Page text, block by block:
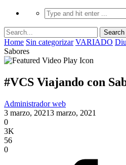
Home Sin categorizar VARIADO
Sabores
#VCS​ Viajando con
Administrador web
3 marzo, 20213 marzo, 2021
0
3K
56
0